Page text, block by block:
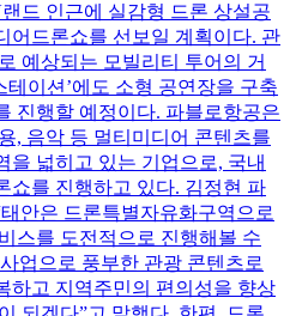
드 인근에 실감형 드론 상설공
어드론쇼를 선보일 계획이다. 관
예상되는 모빌리티 투어의 거
테이션’에도 소형 공연장을 구축
진행할 예정이다. 파블로항공은
, 음악 등 멀티미디어 콘텐츠를
을 넓히고 있는 기업으로, 국내
쇼를 진행하고 있다. 김정현 파
안은 드론특별자유화구역으로
스를 도전적으로 진행해볼 수
업으로 풍부한 관광 콘텐츠로
하고 지역주민의 편의성을 향상